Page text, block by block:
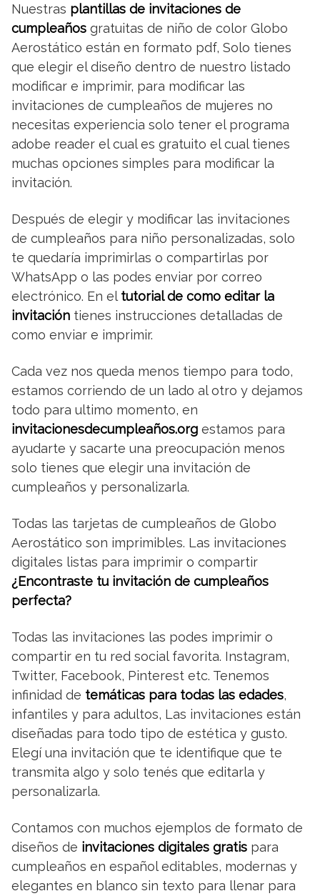
Nuestras plantillas de invitaciones de
cumpleaños gratuitas de niño de color Globo
Aerostático están en formato pdf, Solo tienes
que elegir el diseño dentro de nuestro listado
modificar e imprimir, para modificar las
invitaciones de cumpleaños de mujeres no
necesitas experiencia solo tener el programa
adobe reader el cual es gratuito el cual tienes
muchas opciones simples para modificar la
invitación.
Después de elegir y modificar las invitaciones
de cumpleaños para niño personalizadas, solo
te quedaría imprimirlas o compartirlas por
WhatsApp o las podes enviar por correo
electrónico. En el tutorial de como editar la
invitación tienes instrucciones detalladas de
como enviar e imprimir.
Cada vez nos queda menos tiempo para todo,
estamos corriendo de un lado al otro y dejamos
todo para ultimo momento, en
invitacionesdecumpleaños.org estamos para
ayudarte y sacarte una preocupación menos
solo tienes que elegir una invitación de
cumpleaños y personalizarla.
Todas las tarjetas de cumpleaños de Globo
Aerostático son imprimibles. Las invitaciones
digitales listas para imprimir o compartir
¿Encontraste tu invitación de cumpleaños
perfecta?
Todas las invitaciones las podes imprimir o
compartir en tu red social favorita. Instagram,
Twitter, Facebook, Pinterest etc. Tenemos
infinidad de temáticas para todas las edades,
infantiles y para adultos, Las invitaciones están
diseñadas para todo tipo de estética y gusto.
Elegí una invitación que te identifique que te
transmita algo y solo tenés que editarla y
personalizarla.
Contamos con muchos ejemplos de formato de
diseños de invitaciones digitales gratis para
cumpleaños en español editables, modernas y
elegantes en blanco sin texto para llenar para